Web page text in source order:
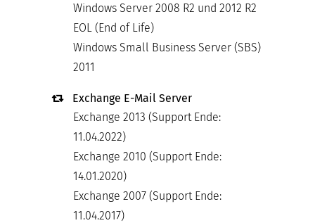
Windows Server 2008 R2 und 2012 R2
EOL (End of Life)
Windows Small Business Server (SBS)
2011
Exchange E-Mail Server
Exchange 2013 (Support Ende:
11.04.2022)
Exchange 2010 (Support Ende:
14.01.2020)
Exchange 2007 (Support Ende:
11.04.2017)